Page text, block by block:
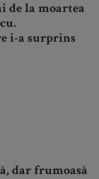
de la moartea
i-a surprins
dar frumoasă